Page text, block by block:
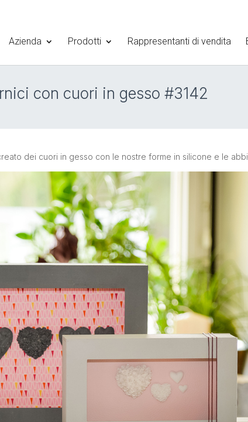
Azienda Prodotti Rappresentanti di vendita
con cuori in gesso #3142
dei cuori in gesso con le nostre forme in silicone e le